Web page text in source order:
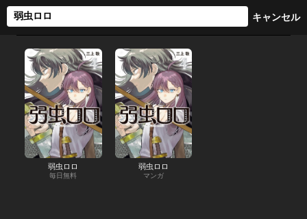
弱虫ロロ
毎日無料
弱虫ロロ
マンガ